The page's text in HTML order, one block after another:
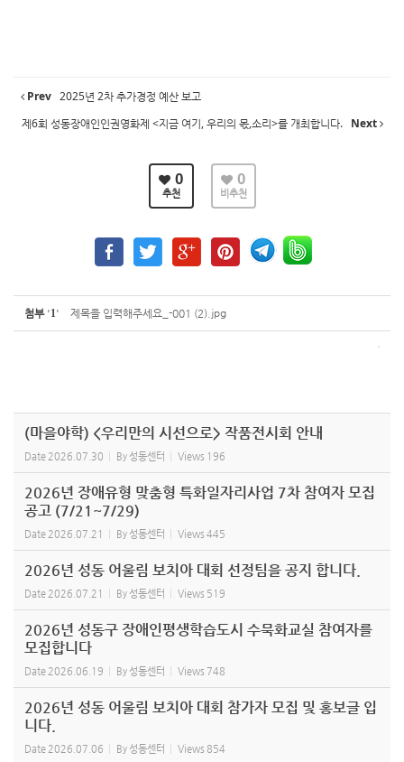
Prev 2025년 2차 추가경정 예산 보고
제6회 성동장애인인권영화제 <지금 여기, 우리의 몫,소리>를 개최합니다. Next
0
추천
0
비추천
첨부 '1 ' 제목을 입력해주세요_-001 (2).jpg
(마을야학) <우리만의 시선으로> 작품전시회 안내
Date 2026.07.30 By성동센터 Views 196
2026년 장애유형 맞춤형 특화일자리사업 7차 참여자 모집
공고 (7/21~7/29)
Date 2026.07.21 By성동센터 Views 445
2026년 성동 어울림 보치아 대회 선정팀을 공지 합니다.
Date 2026.07.21 By성동센터 Views 519
2026년 성동구 장애인평생학습도시 수묵화교실 참여자를
모집합니다
Date 2026.06.19 By성동센터 Views 748
2026년 성동 어울림 보치아 대회 참가자 모집 및 홍보글 입
니다.
Date 2026.07.06 By성동센터 Views 854